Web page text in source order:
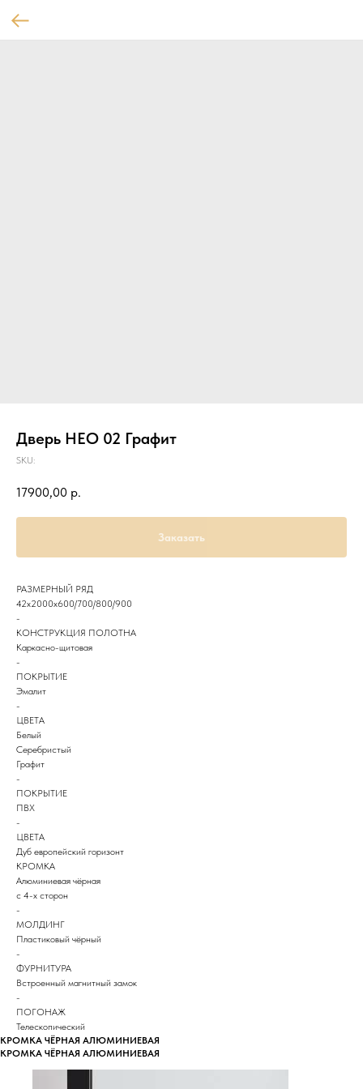
Дверь НЕО 02 Графит
SKU:
17900,00 р.
Заказать
РАЗМЕРНЫЙ РЯД
42х2000х600/700/800/900
-
КОНСТРУКЦИЯ ПОЛОТНА
Каркасно-щитовая
-
ПОКРЫТИЕ
Эмалит
-
ЦВЕТА
Белый
Серебристый
Графит
-
ПОКРЫТИЕ
ПВХ
-
ЦВЕТА
Дуб европейский горизонт
КРОМКА
Алюминиевая чёрная
с 4-х сторон
-
МОЛДИНГ
Пластиковый чёрный
-
ФУРНИТУРА
Встроенный магнитный замок
-
ПОГОНАЖ
Телескопический
КРОМКА ЧЁРНАЯ АЛЮМИНИЕВАЯ
КРОМКА ЧЁРНАЯ АЛЮМИНИЕВАЯ